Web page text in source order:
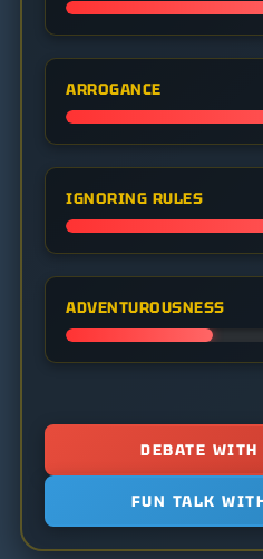
ARROGANCE
IGNORING RULES
ADVENTUROUSNESS
DEBATE WITH
FUN TALK